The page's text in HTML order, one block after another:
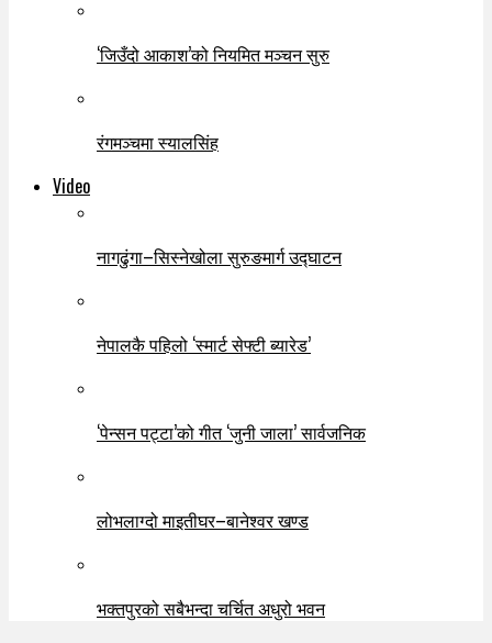
‘जिउँदो आकाश’को नियमित मञ्चन सुरु
रंगमञ्चमा स्यालसिंह
Video
नागढुंगा–सिस्नेखोला सुरुङमार्ग उद्घाटन
नेपालकै पहिलो ‘स्मार्ट सेफ्टी ब्यारेड’
‘पेन्सन पट्टा’को गीत ‘जुनी जाला’ सार्वजनिक
लोभलाग्दो माइतीघर–बानेश्वर खण्ड
भक्तपुरको सबैभन्दा चर्चित अधुरो भवन